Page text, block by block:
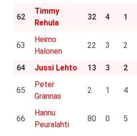
62
Timmy
Rehula
32 4 1
63
Heimo
Halonen
22 3 2
64 Jussi Lehto 13 3 2
65
Peter
Grannas
2 1 4
66
Hannu
Peuralahti
80 0 5